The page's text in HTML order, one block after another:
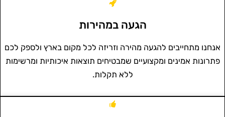
הגעה במהירות
אנחנו מתחייבים להגעה מהירה וזריזה לכל מקום בארץ ולספק לכם
פתרונות אמינים ומקצועיים שמבטיחים תוצאות איכותיות ומרשימות
ללא תקלות.